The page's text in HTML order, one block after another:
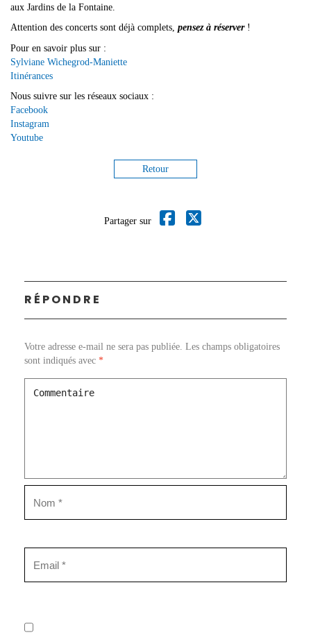
aux Jardins de la Fontaine.
Attention des concerts sont déjà complets, pensez à réserver!
Pour en savoir plus sur :
Sylviane Wichegrod-Maniette
Itinérances
Nous suivre sur les réseaux sociaux :
Facebook
Instagram
Youtube
Retour
Partager sur
RÉPONDRE
Votre adresse e-mail ne sera pas publiée. Les champs obligatoires
sont indiqués avec *